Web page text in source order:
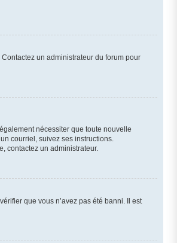
un administrateur du forum pour
nécessiter que toute nouvelle
courriel, suivez ses instructions.
contactez un administrateur.
que vous n’avez pas été banni. Il est